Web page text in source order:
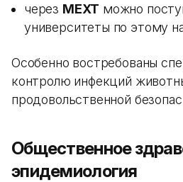
через MEXT можно
университеты по этому
Особенно востребованы
контролю инфекций
продовольственной
Общественное
эпидемиология